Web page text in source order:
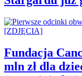
Fundacja
mln zł dla